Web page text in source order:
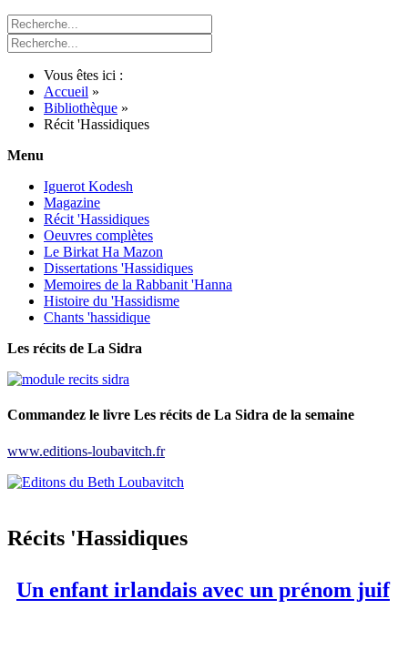
Vous êtes ici :
Accueil »
Bibliothèque »
Récit 'Hassidiques
Menu
Iguerot Kodesh
Magazine
Récit 'Hassidiques
Oeuvres complètes
Le Birkat Ha Mazon
Dissertations 'Hassidiques
Memoires de la Rabbanit 'Hanna
Histoire du 'Hassidisme
Chants 'hassidique
Les récits de La Sidra
Commandez le livre Les récits de La Sidra de la semaine
www.editions-loubavitch.fr
Récits 'Hassidiques
Un enfant irlandais avec un prénom juif